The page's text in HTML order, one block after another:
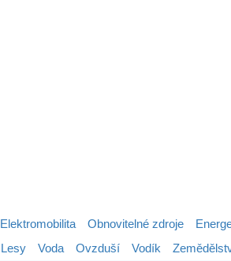
Elektromobilita Obnovitelné zdroje
Lesy Voda Ovzduší Vodík